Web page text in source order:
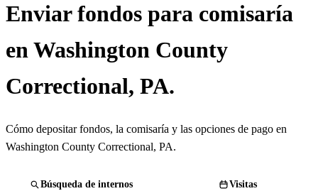
Enviar fondos para comisaría
en Washington County
Correctional, PA.
Cómo depositar fondos, la comisaría y las opciones de pago en
Washington County Correctional, PA.
Búsqueda de internos Visitas